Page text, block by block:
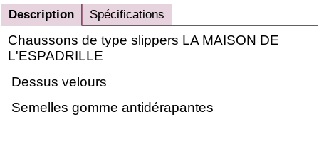
Description Spécifications
Chaussons de type slippers LA MAISON DE
L'ESPADRILLE
Dessus velours
Semelles gomme antidérapantes